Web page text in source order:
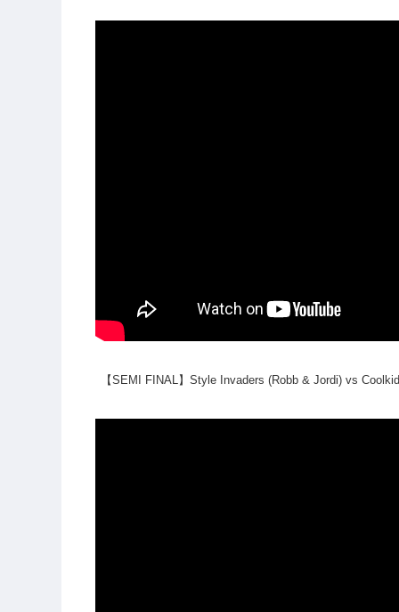
【SEMI FINAL】Style Invaders (Robb & Jordi) vs